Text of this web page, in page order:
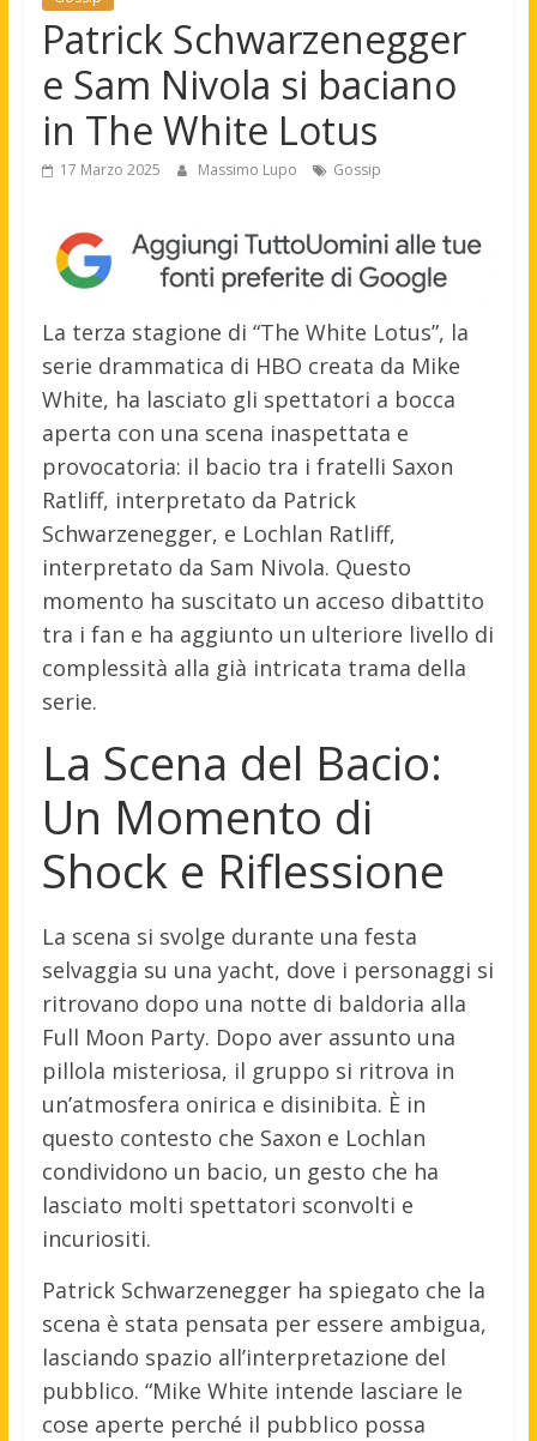
Patrick Schwarzenegger
e Sam Nivola si baciano
in The White Lotus
17 Marzo 2025 Massimo Lupo Gossip
La terza stagione di “The White Lotus”, la
serie drammatica di HBO creata da Mike
White, ha lasciato gli spettatori a bocca
aperta con una scena inaspettata e
provocatoria: il bacio tra i fratelli Saxon
Ratliff, interpretato da Patrick
Schwarzenegger, e Lochlan Ratliff,
interpretato da Sam Nivola. Questo
momento ha suscitato un acceso dibattito
tra i fan e ha aggiunto un ulteriore livello di
complessità alla già intricata trama della
serie.
La Scena del Bacio:
Un Momento di
Shock e Riflessione
La scena si svolge durante una festa
selvaggia su una yacht, dove i personaggi si
ritrovano dopo una notte di baldoria alla
Full Moon Party. Dopo aver assunto una
pillola misteriosa, il gruppo si ritrova in
un’atmosfera onirica e disinibita. È in
questo contesto che Saxon e Lochlan
condividono un bacio, un gesto che ha
lasciato molti spettatori sconvolti e
incuriositi.
Patrick Schwarzenegger ha spiegato che la
scena è stata pensata per essere ambigua,
lasciando spazio all’interpretazione del
pubblico. “Mike White intende lasciare le
cose aperte perché il pubblico possa